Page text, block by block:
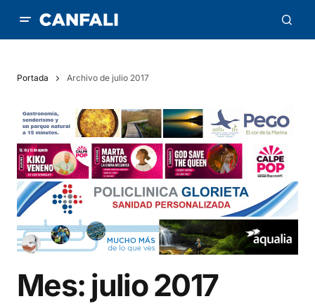
Portada Archivo de julio 2017
Mes: julio 2017